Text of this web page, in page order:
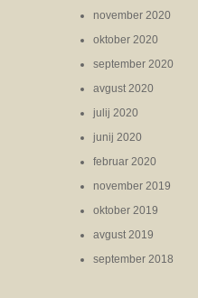
november 2020
oktober 2020
september 2020
avgust 2020
julij 2020
junij 2020
februar 2020
november 2019
oktober 2019
avgust 2019
september 2018